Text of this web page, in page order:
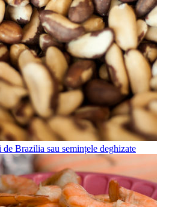
de Brazilia sau semințele deghizate